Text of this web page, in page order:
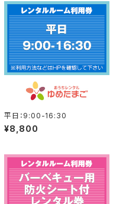
平日：9:00-16:30
¥8,800